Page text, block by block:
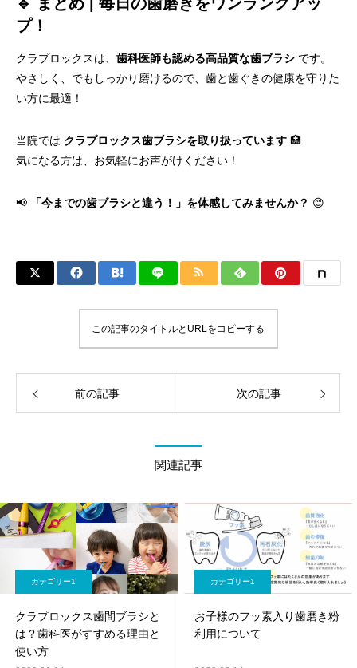
プ！
クラプロックスは、 歯科医師も認める高品質な歯ブラシ です。
やさしく、でもしっかり磨けるので、歯と歯ぐきの健康を守りた
い方に最適！
当院では クラプロックス歯ブラシを取り扱っています 🏥
気になる方は、お気軽にお声がけください！
📢 「今までの歯ブラシと違う！」を体感してみませんか？ 😊
この記事のタイトルとURLをコピーする
前の記事 次の記事
関連記事
カテゴリー1
クラプロックス歯間ブラシと
は？歯科医がすすめる理由と
使い方
カテゴリー1
お子様のフッ素入り歯磨き粉
利用について